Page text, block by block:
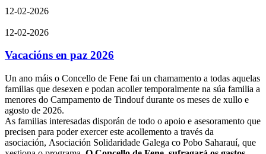
12-02-2026
12-02-2026
Vacacións en paz 2026
Un ano máis o Concello de Fene fai un chamamento a todas aquelas
familias que desexen e podan acoller temporalmente na súa familia a
menores do Campamento de Tindouf durante os meses de xullo e
agosto de 2026.
As familias interesadas disporán de todo o apoio e asesoramento que
precisen para poder exercer este acollemento a través da
asociación, Asociación Solidaridade Galega co Pobo Saharauí, que